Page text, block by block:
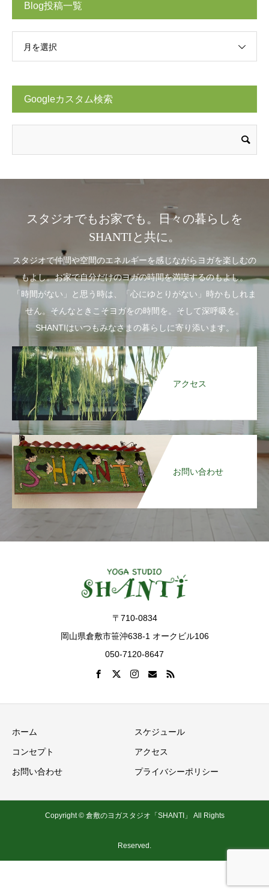
Blog投稿一覧
月を選択
Googleカスタム検索
スタジオでもお家でも。日々の暮らしを
SHANTIと共に。
スタジオで仲間や空間のエネルギーを感じながらヨガを楽しむの
もよし。お家で自分だけのヨガの時間を満喫するのもよし。
「時間がない」と思う時は、「心にゆとりがない」時かもしれま
せん。そんなときこそヨガをの時間を。そして深呼吸を。
SHANTIはいつもみなさまの暮らしに寄り添います。
アクセス
お問い合わせ
〒710-0834
岡山県倉敷市笹沖638-1 オークビル106
050-7120-8647
ホーム スケジュール
コンセプト アクセス
お問い合わせ プライバシーポリシー
Copyright © 倉敷のヨガスタジオ「SHANTI」 All Rights
Reserved.
お問い合わせ